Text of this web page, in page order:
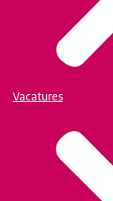
Vacatures